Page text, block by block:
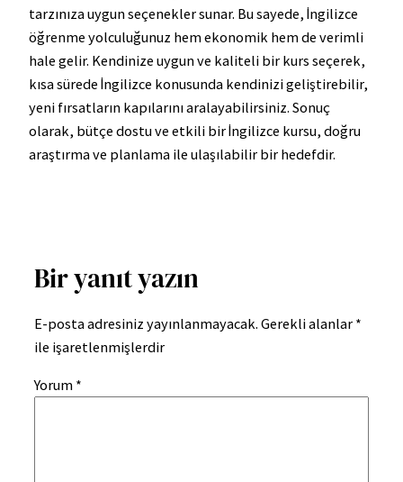
tarzınıza uygun seçenekler sunar. Bu sayede, İngilizce
öğrenme yolculuğunuz hem ekonomik hem de verimli
hale gelir. Kendinize uygun ve kaliteli bir kurs seçerek,
kısa sürede İngilizce konusunda kendinizi geliştirebilir,
yeni fırsatların kapılarını aralayabilirsiniz. Sonuç
olarak, bütçe dostu ve etkili bir İngilizce kursu, doğru
araştırma ve planlama ile ulaşılabilir bir hedefdir.
Bir yanıt yazın
E-posta adresiniz yayınlanmayacak. Gerekli alanlar *
ile işaretlenmişlerdir
Yorum *